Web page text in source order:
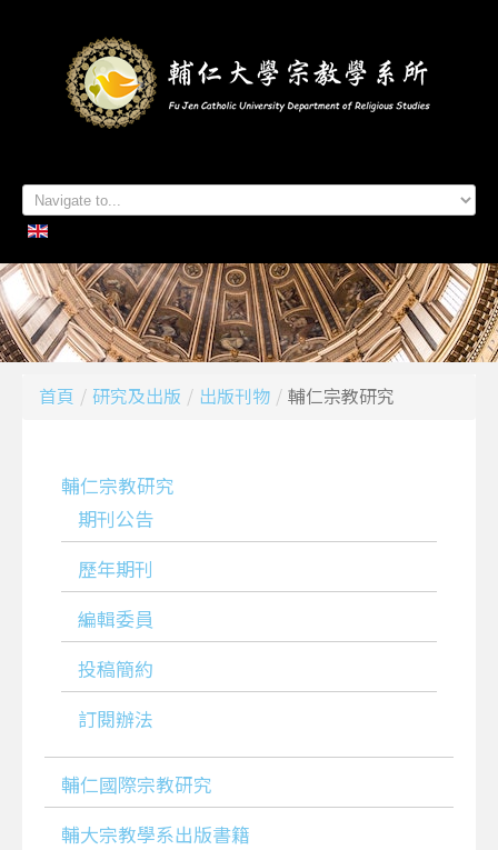
首頁
系所簡介
本系成員
學生專區
招生資訊
各項活動
研究及出版
系所友專區
聯絡我們
首頁 / 研究及出版 / 出版刊物 / 輔仁宗教研究
輔仁宗教研究
期刊公告
歷年期刊
編輯委員
投稿簡約
訂閱辦法
輔仁國際宗教研究
輔大宗教學系出版書籍